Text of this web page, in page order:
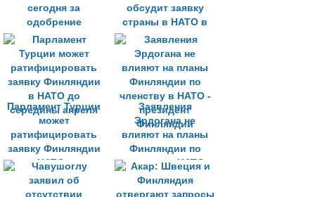
сегодня за
одобрение
членства
Финляндии
обсудит заявку
страны в НАТО в
ходе визита в
Турцию 16-17 марта
Парламент Турции
может
ратифицировать
заявку Финляндии
в НАТО до
середины апреля
Заявления
Эрдогана не
влияют на планы
Финляндии по
членству в НАТО -
президент
Финляндии